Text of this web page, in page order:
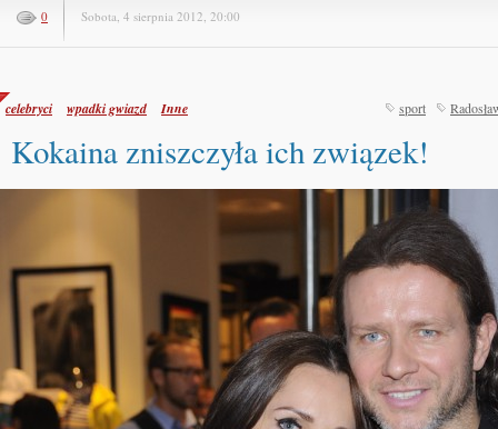
0 Sobota, 4 sierpnia 2012, 20:00
celebryci wpadki gwiazd Inne sport
Kokaina zniszczyła ich związek!